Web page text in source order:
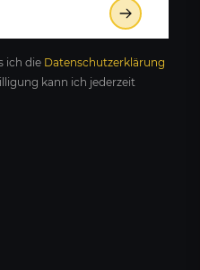
ich die Daten­schutz­erklärung
kann ich jederzeit